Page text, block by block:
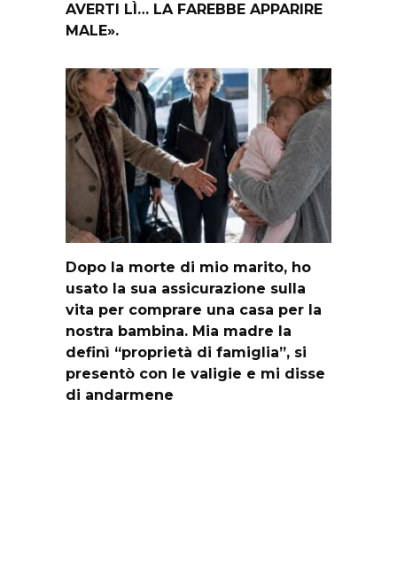
AVERTI LÌ… LA FAREBBE APPARIRE
MALE».
Dopo la morte di mio marito, ho
usato la sua assicurazione sulla
vita per comprare una casa per la
nostra bambina. Mia madre la
definì “proprietà di famiglia”, si
presentò con le valigie e mi disse
di andarmene